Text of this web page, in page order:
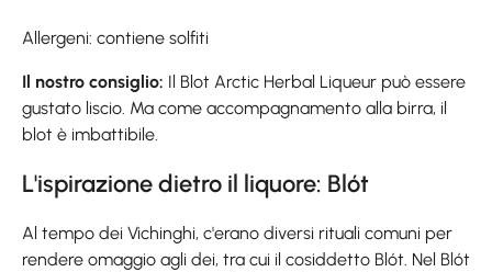
Allergeni: contiene solfiti
Il nostro consiglio: Il Blot Arctic Herbal Liqueur può essere
gustato liscio. Ma come accompagnamento alla birra, il
blot è imbattibile.
L'ispirazione dietro il liquore: Blót
Al tempo dei Vichinghi, c'erano diversi rituali comuni per
rendere omaggio agli dei, tra cui il cosiddetto Blót. Nel Blót